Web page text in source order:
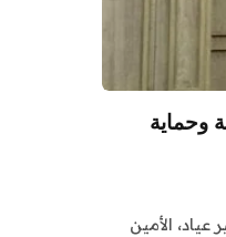
وحماية
الأمين